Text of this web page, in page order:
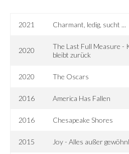
2021 Charmant, ledig, sucht ...
2020
The Last Full Measure -
bleibt zurück
2020 The Oscars
2016 America Has Fallen
2016 Chesapeake Shores
2015 Joy - Alles außer